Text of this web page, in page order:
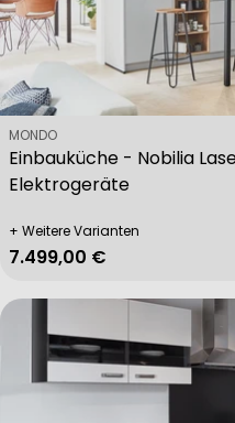
Einbauküche - Nobilia
Elektrogeräte
Verkäufer:
MONDO
+ Weitere Varianten
Regulärer Preis
7.499,00 €